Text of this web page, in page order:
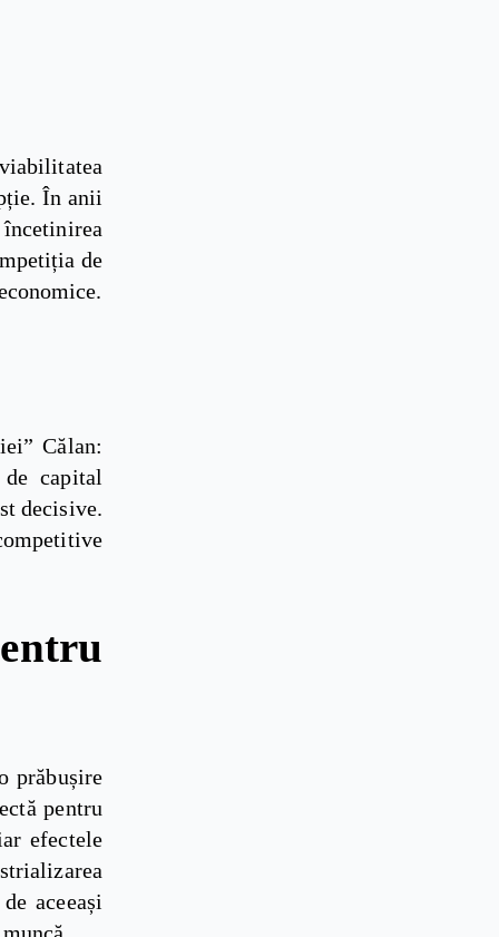
În anii
de
Călan:
capital
decisive.
prăbușire
pentru
efectele
aceeași